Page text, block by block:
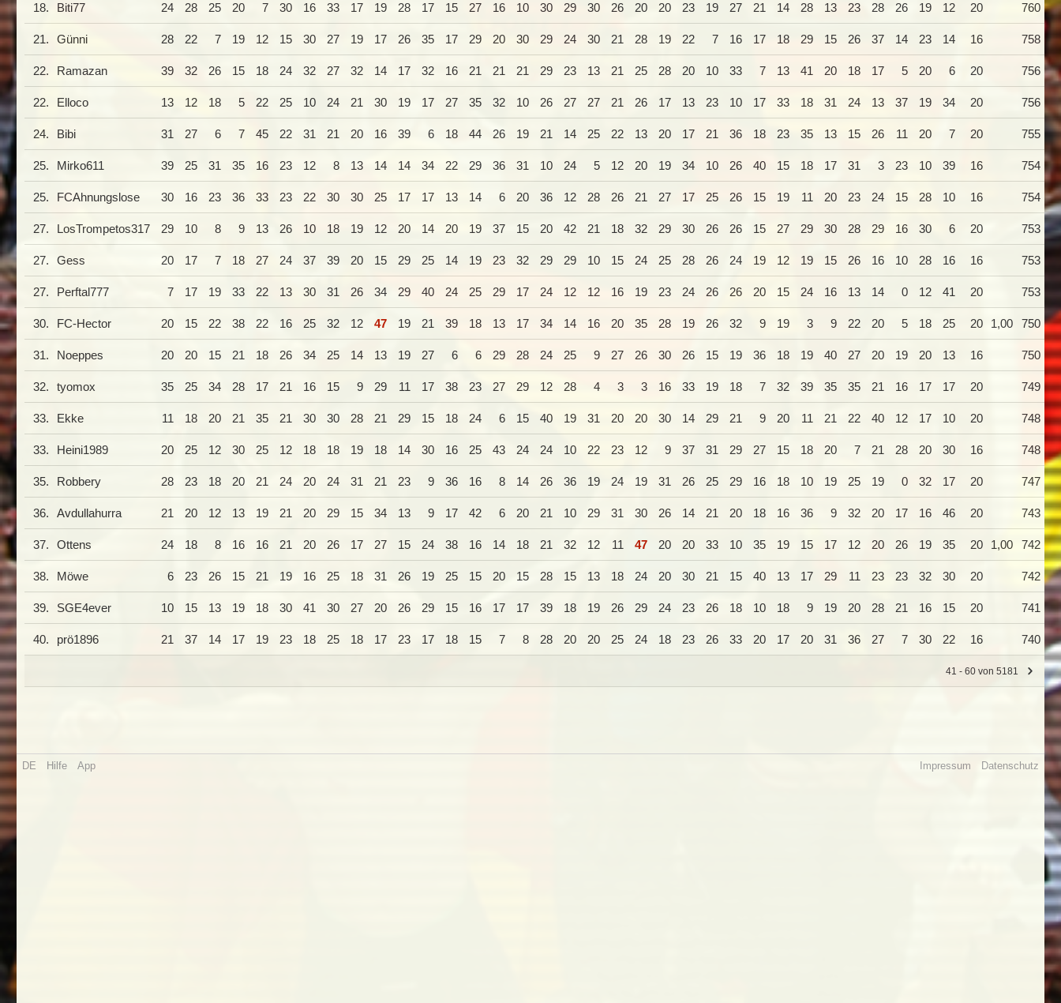
18. Biti77 24 28 25 20 7 30 16 33 17 19 28 17 15 27 16 10 30 29 30 26 20 20 23 19 27 21 14 28 13 23 28 26 19 12 20 760
21. Günni 28 22 7 19 12 15 30 27 19 17 26 35 17 29 20 30 29 24 30 21 28 19 22 7 16 17 18 29 15 26 37 14 23 14 16 758
22. Ramazan 39 32 26 15 18 24 32 27 32 14 17 32 16 21 21 21 29 23 13 21 25 28 20 10 33 7 13 41 20 18 17 5 20 6 20 756
22. Elloco 13 12 18 5 22 25 10 24 21 30 19 17 27 35 32 10 26 27 27 21 26 17 13 23 10 17 33 18 31 24 13 37 19 34 20 756
24. Bibi 31 27 6 7 45 22 31 21 20 16 39 6 18 44 26 19 21 14 25 22 13 20 17 21 36 18 23 35 13 15 26 11 20 7 20 755
25. Mirko611 39 25 31 35 16 23 12 8 13 14 14 34 22 29 36 31 10 24 5 12 20 19 34 10 26 40 15 18 17 31 3 23 10 39 16 754
25. FCAhnungslose 30 16 23 36 33 23 22 30 30 25 17 17 13 14 6 20 36 12 28 26 21 27 17 25 26 15 19 11 20 23 24 15 28 10 16 754
27. LosTrompetos317 29 10 8 9 13 26 10 18 19 12 20 14 20 19 37 15 20 42 21 18 32 29 30 26 26 15 27 29 30 28 29 16 30 6 20 753
27. Gess 20 17 7 18 27 24 37 39 20 15 29 25 14 19 23 32 29 29 10 15 24 25 28 26 24 19 12 19 15 26 16 10 28 16 16 753
27. Perftal777 7 17 19 33 22 13 30 31 26 34 29 40 24 25 29 17 24 12 12 16 19 23 24 26 26 20 15 24 16 13 14 0 12 41 20 753
30. FC-Hector 20 15 22 38 22 16 25 32 12 47 19 21 39 18 13 17 34 14 16 20 35 28 19 26 32 9 19 3 9 22 20 5 18 25 20 1,00 750
31. Noeppes 20 20 15 21 18 26 34 25 14 13 19 27 6 6 29 28 24 25 9 27 26 30 26 15 19 36 18 19 40 27 20 19 20 13 16 750
32. tyomox 35 25 34 28 17 21 16 15 9 29 11 17 38 23 27 29 12 28 4 3 3 16 33 19 18 7 32 39 35 35 21 16 17 17 20 749
33. Ekke 11 18 20 21 35 21 30 30 28 21 29 15 18 24 6 15 40 19 31 20 20 30 14 29 21 9 20 11 21 22 40 12 17 10 20 748
33. Heini1989 20 25 12 30 25 12 18 18 19 18 14 30 16 25 43 24 24 10 22 23 12 9 37 31 29 27 15 18 20 7 21 28 20 30 16 748
35. Robbery 28 23 18 20 21 24 20 24 31 21 23 9 36 16 8 14 26 36 19 24 19 31 26 25 29 16 18 10 19 25 19 0 32 17 20 747
36. Avdullahurra 21 20 12 13 19 21 20 29 15 34 13 9 17 42 6 20 21 10 29 31 30 26 14 21 20 18 16 36 9 32 20 17 16 46 20 743
37. Ottens 24 18 8 16 16 21 20 26 17 27 15 24 38 16 14 18 21 32 12 11 47 20 20 33 10 35 19 15 17 12 20 26 19 35 20 1,00 742
38. Möwe 6 23 26 15 21 19 16 25 18 31 26 19 25 15 20 15 28 15 13 18 24 20 30 21 15 40 13 17 29 11 23 23 32 30 20 742
39. SGE4ever 10 15 13 19 18 30 41 30 27 20 26 29 15 16 17 17 39 18 19 26 29 24 23 26 18 10 18 9 19 20 28 21 16 15 20 741
40. prö1896 21 37 14 17 19 23 18 25 18 17 23 17 18 15 7 8 28 20 20 25 24 18 23 26 33 20 17 20 31 36 27 7 30 22 16 740
41 - 60 von 5181
DE Hilfe App Impressum Datenschutz